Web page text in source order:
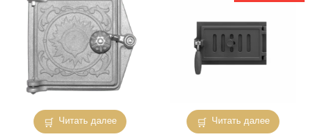
Читать далее Читать далее